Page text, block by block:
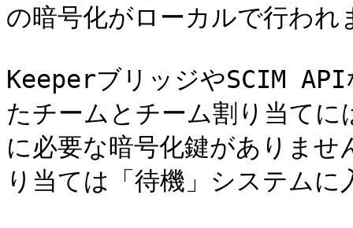
の暗号化がローカルで行われ
KeeperブリッジやSCIM API
たチームとチーム割り当て
に必要な暗号化鍵がありま
り当ては「待機」システムに